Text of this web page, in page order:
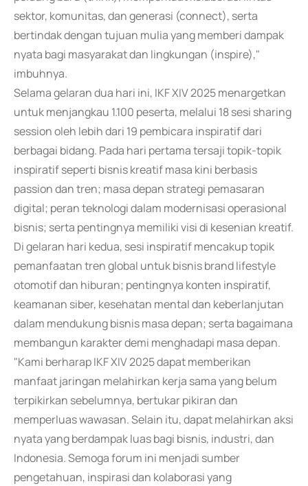
sektor, komunitas, dan generasi (connect), serta
bertindak dengan tujuan mulia yang memberi dampak
nyata bagi masyarakat dan lingkungan (inspire),"
imbuhnya.
Selama gelaran dua hari ini, IKF XIV 2025 menargetkan
untuk menjangkau 1.100 peserta, melalui 18 sesi sharing
session oleh lebih dari 19 pembicara inspiratif dari
berbagai bidang. Pada hari pertama tersaji topik-topik
inspiratif seperti bisnis kreatif masa kini berbasis
passion dan tren; masa depan strategi pemasaran
digital; peran teknologi dalam modernisasi operasional
bisnis; serta pentingnya memiliki visi di kesenian kreatif.
Di gelaran hari kedua, sesi inspiratif mencakup topik
pemanfaatan tren global untuk bisnis brand lifestyle
otomotif dan hiburan; pentingnya konten inspiratif,
keamanan siber, kesehatan mental dan keberlanjutan
dalam mendukung bisnis masa depan; serta bagaimana
membangun karakter demi menghadapi masa depan.
"Kami berharap IKF XIV 2025 dapat memberikan
manfaat jaringan melahirkan kerja sama yang belum
terpikirkan sebelumnya, bertukar pikiran dan
memperluas wawasan. Selain itu, dapat melahirkan aksi
nyata yang berdampak luas bagi bisnis, industri, dan
Indonesia. Semoga forum ini menjadi sumber
pengetahuan, inspirasi dan kolaborasi yang